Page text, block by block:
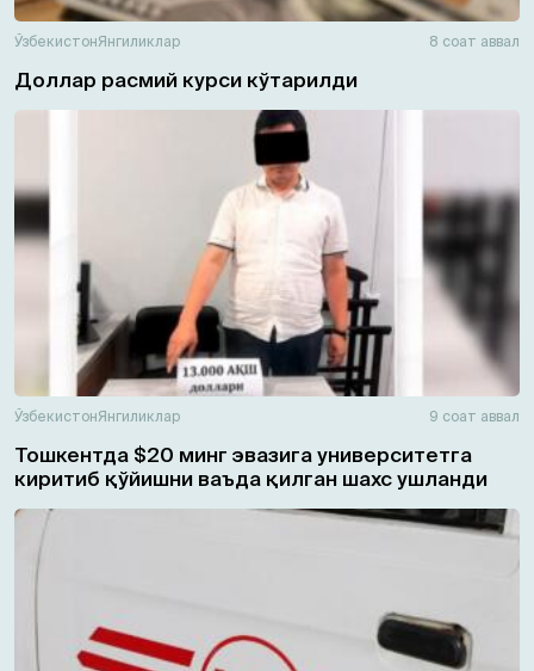
ЎзбекистонЯнгиликлар 8 соат аввал
Доллар расмий курси кўтарилди
ЎзбекистонЯнгиликлар 9 соат аввал
Тошкентда $20 минг эвазига университетга
киритиб қўйишни ваъда қилган шахс ушланди